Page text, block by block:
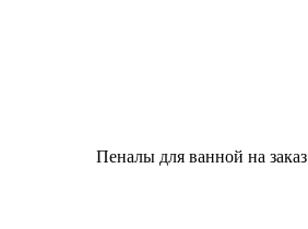
Пеналы для ванной на заказ